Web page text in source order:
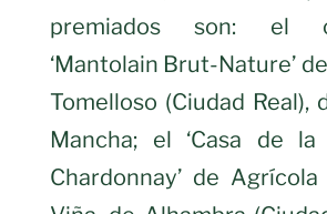
premiados son: el
‘Mantolain Brut-Nature’
Tomelloso (Ciudad Real),
Mancha; el ‘Casa de
Chardonnay’ de